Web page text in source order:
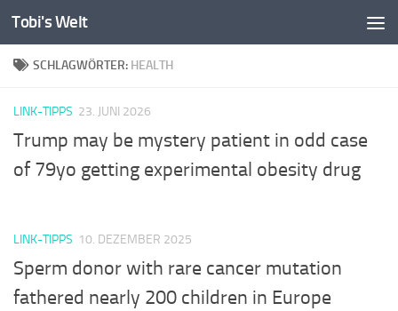
Zum Inhalt springen
Tobi's Welt
SCHLAGWÖRTER: HEALTH
LINK-TIPPS 23. JUNI 2026
Trump may be mystery patient in odd case
of 79yo getting experimental obesity drug
LINK-TIPPS 10. DEZEMBER 2025
Sperm donor with rare cancer mutation
fathered nearly 200 children in Europe